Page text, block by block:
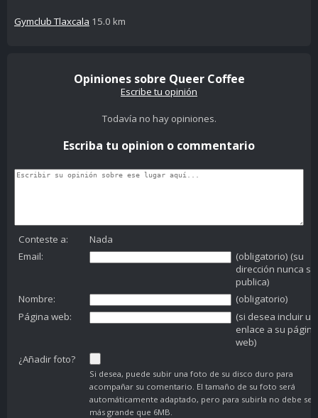
Gymclub Tlaxcala 15.0 km
Opiniones sobre Queer Coffee
Escribe tu opinión
Todavía no hay opiniones.
Escriba tu opinion o commentario
Conteste a:
Nada
Email:
(obligatorio) (su
dirección nunca se
publica)
Nombre:
(obligatorio)
Página web:
(si desea incluir un
enlace a su página
web)
¿Añadir foto?
Si desea, puede subir una foto de su disco duro para
acompañar su comentario. El tamaño de su foto será
automáticamente adaptado, pero para subirla no debe ser
más grande que 6MB.